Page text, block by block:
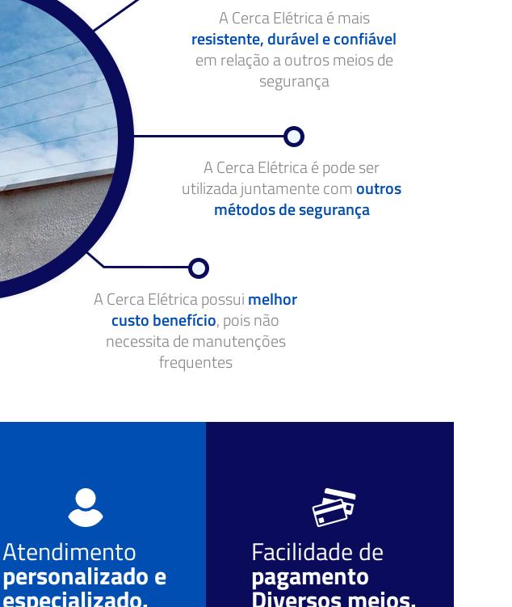
A Cerca Elétrica é mais
resistente, durável e confiável
em relação a outros meios de
segurança
A Cerca Elétrica é pode ser
utilizada juntamente comoutros
métodos de segurança
A Cerca Elétrica possuimelhor
custo benefício, pois não
necessita de manutenções
frequentes
Atendimento
personalizado e
especializado.
Facilidade de
pagamento
Diversos meios.